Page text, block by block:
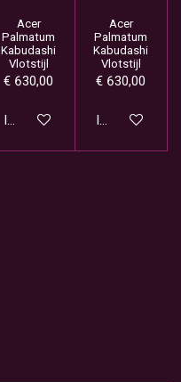
Acer
Palmatum
Kabudashi
Vlotstijl
€ 630,00
In winkelwagen
Acer
Palmatum
Kabudashi
Vlotstijl
€ 630,00
In